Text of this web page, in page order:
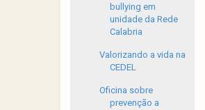
bullying em
unidade da Rede
Calabria
Valorizando a vida na
CEDEL
Oficina sobre
prevenção a